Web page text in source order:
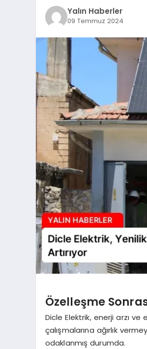
Yalın Haberler
09 Temmuz 2024
Özelleşme
Dicle Elektrik, enerji arzı
çalışmalarına ağırlık
odaklanmış durumda.